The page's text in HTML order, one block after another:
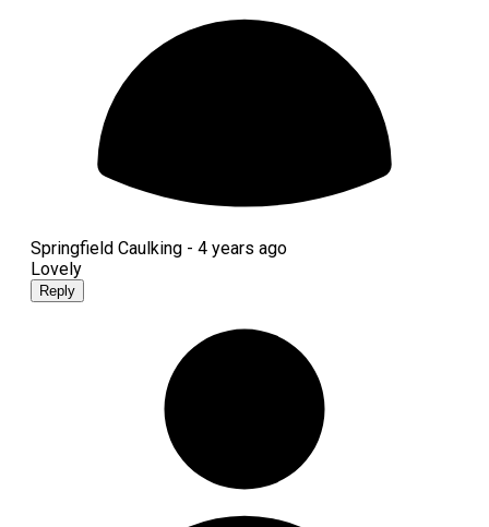
Springfield Caulking - 4 years ago
Lovely
Reply